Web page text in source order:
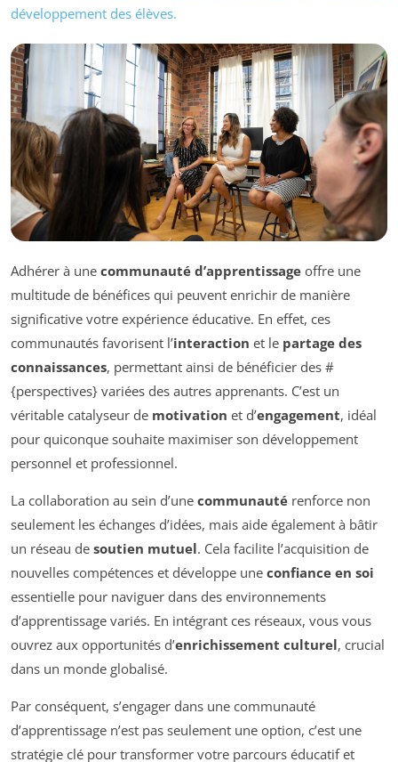
développement des élèves.
Adhérer à une communauté d’apprentissage offre une
multitude de bénéfices qui peuvent enrichir de manière
significative votre expérience éducative. En effet, ces
communautés favorisent l’interaction et le partage des
connaissances, permettant ainsi de bénéficier des #
{perspectives} variées des autres apprenants. C’est un
véritable catalyseur de motivation et d’engagement, idéal
pour quiconque souhaite maximiser son développement
personnel et professionnel.
La collaboration au sein d’une communauté renforce non
seulement les échanges d’idées, mais aide également à bâtir
un réseau de soutien mutuel. Cela facilite l’acquisition de
nouvelles compétences et développe une confiance en soi
essentielle pour naviguer dans des environnements
d’apprentissage variés. En intégrant ces réseaux, vous vous
ouvrez aux opportunités d’enrichissement culturel, crucial
dans un monde globalisé.
Par conséquent, s’engager dans une communauté
d’apprentissage n’est pas seulement une option, c’est une
stratégie clé pour transformer votre parcours éducatif et